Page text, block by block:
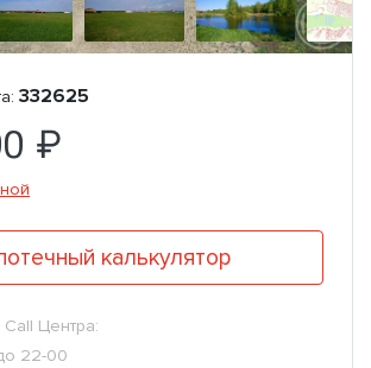
332625
₽
калькулятор
Центра:
22-00